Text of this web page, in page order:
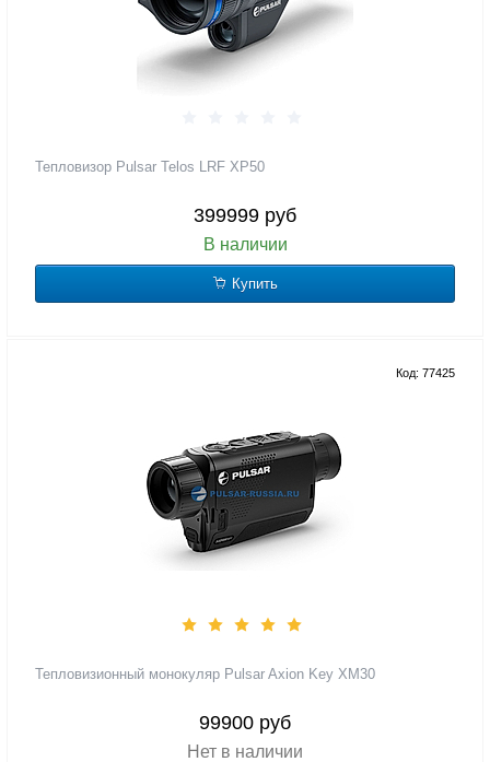
Тепловизор Pulsar Telos LRF XP50
399999 руб
В наличии
Купить
Код: 77425
Тепловизионный монокуляр Pulsar Axion Key XM30
99900 руб
Нет в наличии